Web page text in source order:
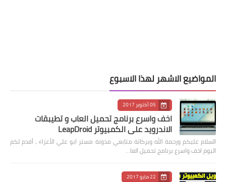
المواضيع الاشهر لهذا الاسبوع
05 أكتوبر 2017
اخف واسرع برنامج تحميل العاب و تطيبقات
الاندرويد على الكمبيوتر LeapDroid
السلام عليكم ورحمة الله وبركاتة متابعي مدونة مستر ابو علي الأعزاء ، أقدم لكم
اليوم اخف واسرع برنامج تحميل العا…
22 مايو 2017